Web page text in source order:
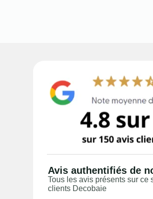
Avis authentifiés de
Tous les avis présents sur ce
clients Decobaie